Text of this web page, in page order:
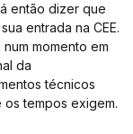
então dizer que
entrada na CEE.
momento em
da
técnicos
os tempos exigem.